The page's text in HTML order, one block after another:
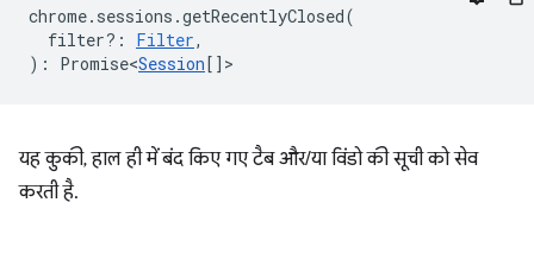
chrome. sessions .getRecentlyClosed(
filter? : Filter,
) : Promise<Session[] >
यह कुकी, हाल ही में बंद किए गए टैब और/या विंडो की सूची को सेव
करती है.